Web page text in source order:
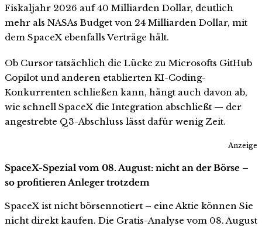
Fiskaljahr 2026 auf 40 Milliarden Dollar, deutlich
mehr als NASAs Budget von 24 Milliarden Dollar, mit
dem SpaceX ebenfalls Verträge hält.
Ob Cursor tatsächlich die Lücke zu Microsofts GitHub
Copilot und anderen etablierten KI-Coding-
Konkurrenten schließen kann, hängt auch davon ab,
wie schnell SpaceX die Integration abschließt — der
angestrebte Q3-Abschluss lässt dafür wenig Zeit.
Anzeige
SpaceX-Spezial vom 08. August: nicht an der Börse –
so profitieren Anleger trotzdem
SpaceX ist nicht börsennotiert – eine Aktie können Sie
nicht direkt kaufen. Die Gratis-Analyse vom 08. August